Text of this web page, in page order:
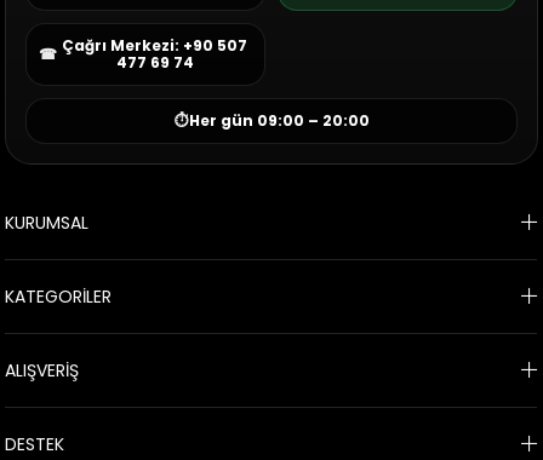
☎ Çağrı Merkezi: +90 507
477 69 74
⏱Her gün 09:00 – 20:00
KURUMSAL
KATEGORİLER
ALIŞVERİŞ
DESTEK